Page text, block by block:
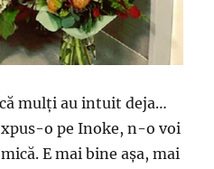
mulți au intuit deja…
o pe Inoke, n-o voi
E mai bine așa, mai